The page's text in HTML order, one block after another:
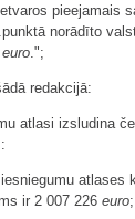
pieejamais
norādīto
euro .";
redakcijā:
atlasi izsludina
atlases
ir 2 007 226 euro;